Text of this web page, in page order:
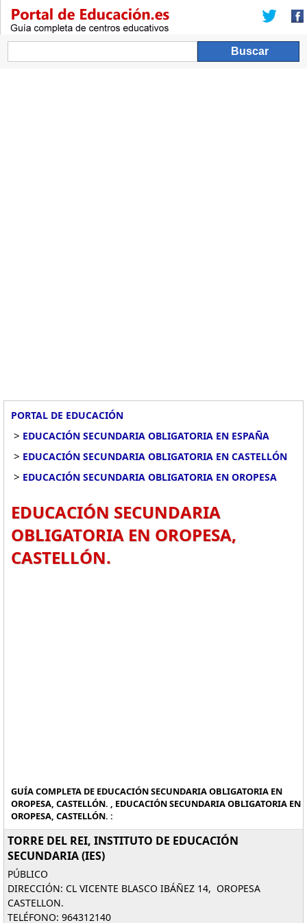
PORTAL DE EDUCACIÓN
> EDUCACIÓN SECUNDARIA OBLIGATORIA EN ESPAÑA
> EDUCACIÓN SECUNDARIA OBLIGATORIA EN CASTELLÓN
> EDUCACIÓN SECUNDARIA OBLIGATORIA EN OROPESA
EDUCACIÓN SECUNDARIA
OBLIGATORIA EN OROPESA,
CASTELLÓN.
GUÍA COMPLETA DE EDUCACIÓN SECUNDARIA OBLIGATORIA EN
OROPESA, CASTELLÓN. , EDUCACIÓN SECUNDARIA OBLIGATORIA EN
OROPESA, CASTELLÓN. :
TORRE DEL REI, INSTITUTO DE EDUCACIÓN
SECUNDARIA (IES)
PÚBLICO
DIRECCIÓN: CL VICENTE BLASCO IBÁÑEZ 14, OROPESA
CASTELLON.
TELÉFONO: 964312140